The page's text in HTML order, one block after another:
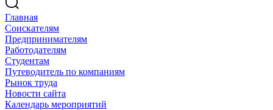
Главная
Соискателям
Предпринимателям
Работодателям
Студентам
Путеводитель по компаниям
Рынок труда
Новости сайта
Календарь мероприятий